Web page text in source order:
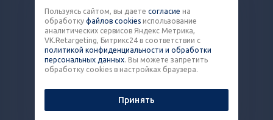
© 2026 Все права защищены.
ВОПРОСЫ И ОТВЕТЫ
КОНТАКТЫ
8 (800) 301-43-86
pack@eq-mail.ru
Пользуясь сайтом, вы даете согласие на
обработку файлов cookies использование
аналитических сервисов Яндекс Метрика,
VK.Retargeting, Битрикс24 в соответствии с
политикой конфиденциальности и обработки
персональных данных. Вы можете запретить
обработку cookies в настройках браузера.
Принять